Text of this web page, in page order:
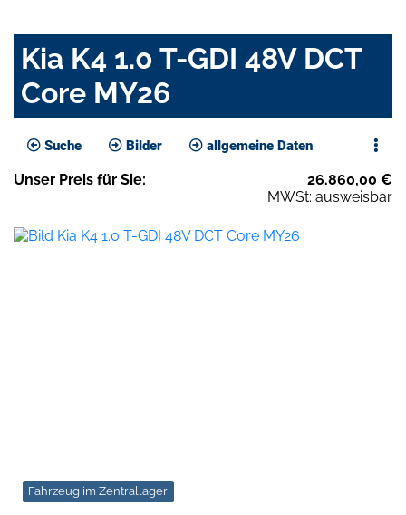
Kia K4 1.0 T-GDI 48V DCT
Core MY26
Suche Bilder allgemeine Daten
Unser Preis für Sie: 26.860,00 €
MWSt: ausweisbar
Fahrzeug im Zentrallager